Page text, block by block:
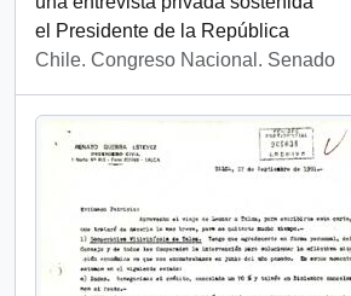
el Presidente de la República
Chile. Congreso Nacional. Senado